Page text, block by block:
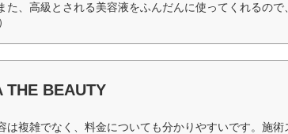
た、高級とされる美容液をふんだんに使ってくれるので
THE BEAUTY
は複雑でなく、料金についても分かりやすいです。施